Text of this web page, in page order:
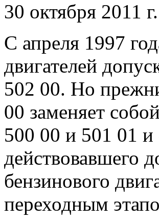
30 октября 2011 г.
С апреля 1997
двигателей
502 00. Но
00 заменяет
500 00 и 501 01 и
действовавшего
бензинового
переходным